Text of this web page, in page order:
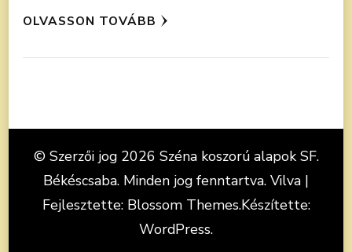
OLVASSON TOVÁBB
© Szerzői jog 2026 Széna koszorú alapok SF.
Békéscsaba. Minden jog fenntartva. Vilva |
Fejlesztette: Blossom Themes.Készítette:
WordPress.